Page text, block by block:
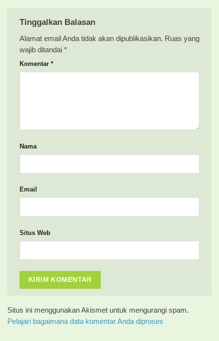
Tinggalkan Balasan
Alamat email Anda tidak akan dipublikasikan. Ruas yang
wajib ditandai *
Komentar *
Nama
Email
Situs Web
Situs ini menggunakan Akismet untuk mengurangi spam.
Pelajari bagaimana data komentar Anda diproses